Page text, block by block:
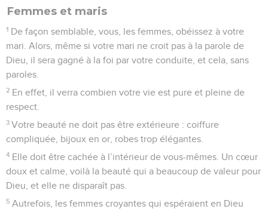
Femmes et maris
1 De façon semblable, vous, les femmes, obéissez à votre
mari. Alors, même si votre mari ne croit pas à la parole de
Dieu, il sera gagné à la foi par votre conduite, et cela, sans
paroles.
2 En effet, il verra combien votre vie est pure et pleine de
respect.
3 Votre beauté ne doit pas être extérieure : coiffure
compliquée, bijoux en or, robes trop élégantes.
4 Elle doit être cachée à l’intérieur de vous-mêmes. Un cœur
doux et calme, voilà la beauté qui a beaucoup de valeur pour
Dieu, et elle ne disparaît pas.
5 Autrefois, les femmes croyantes qui espéraient en Dieu